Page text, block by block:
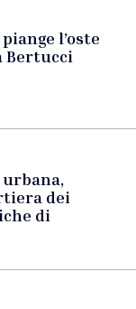
l’oste
Bertucci
dei
di